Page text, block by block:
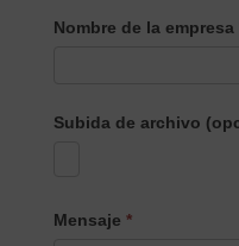
Nombre de la empresa
Subida de archivo
Mensaje *